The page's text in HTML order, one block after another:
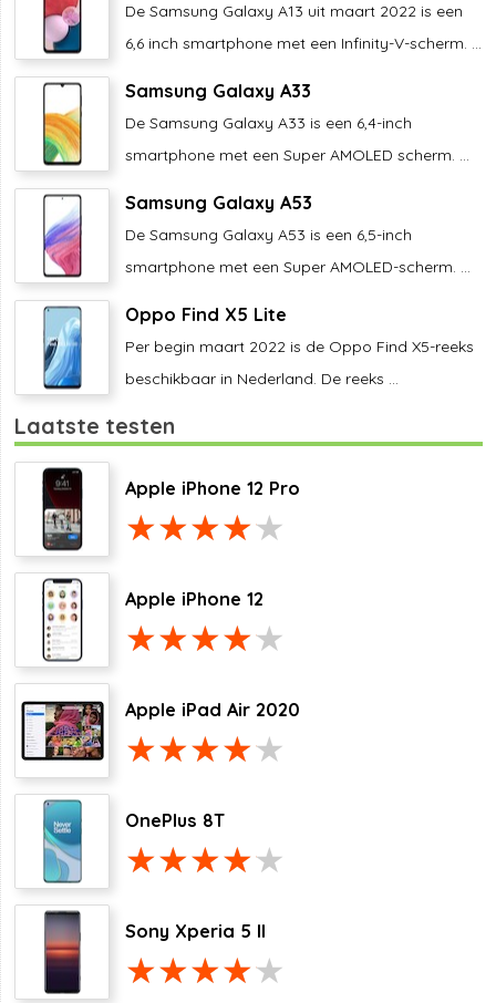
De Samsung Galaxy A13 uit maart 2022 is een
6,6 inch smartphone met een Infinity-V-scherm. ...
Samsung Galaxy A33
De Samsung Galaxy A33 is een 6,4-inch
smartphone met een Super AMOLED scherm. ...
Samsung Galaxy A53
De Samsung Galaxy A53 is een 6,5-inch
smartphone met een Super AMOLED-scherm. ...
Oppo Find X5 Lite
Per begin maart 2022 is de Oppo Find X5-reeks
beschikbaar in Nederland. De reeks ...
Laatste testen
Apple iPhone 12 Pro
Apple iPhone 12
Apple iPad Air 2020
OnePlus 8T
Sony Xperia 5 II